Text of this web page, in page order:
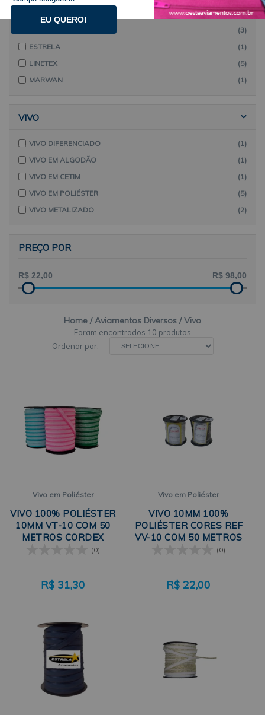
MARCAS
(3)
ESTRELA
(1)
LINETEX
(5)
MARWAN
(1)
VIVO
VIVO DIFERENCIADO
(1)
VIVO EM ALGODÃO
(1)
VIVO EM CETIM
(1)
VIVO EM POLIÉSTER
(5)
VIVO METALIZADO
(2)
PREÇO POR
Home Aviamentos Diversos Vivo
10 produtos
Ordenar por:
Vivo em Poliéster
VIVO 100% POLIÉSTER
10MM VT-10 COM 50
METROS CORDEX
(0)
R$ 31,30
Vivo em Poliéster
VIVO 10MM 100%
POLIÉSTER CORES REF
VV-10 COM 50 METROS
(0)
R$ 22,00
EU QUERO!